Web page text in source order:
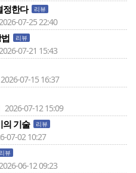
정한다 리뷰
07-25 22:40
리뷰
07-21 15:43
07-15 16:37
07-12 15:09
의 기술 리뷰
07-02 10:27
리뷰
06-12 09:23